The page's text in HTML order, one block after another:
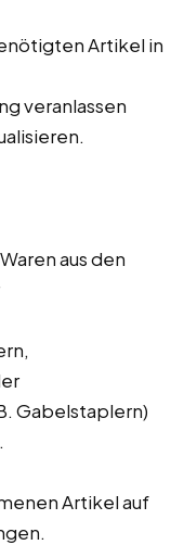
Artikel in
veranlassen
aus den
Gabelstaplern)
Artikel auf